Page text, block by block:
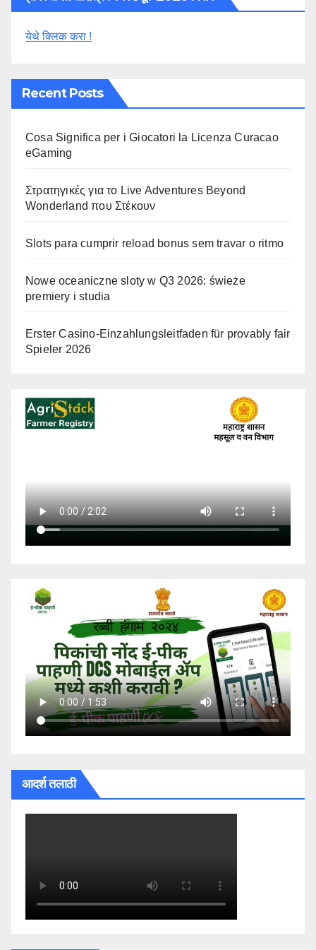
येथे क्लिक करा !
Recent Posts
Cosa Significa per i Giocatori la Licenza Curacao
eGaming
Στρατηγικές για το Live Adventures Beyond
Wonderland που Στέκουν
Slots para cumprir reload bonus sem travar o ritmo
Nowe oceaniczne sloty w Q3 2026: świeże
premiery i studia
Erster Casino-Einzahlungsleitfaden für provably fair
Spieler 2026
आदर्श तलाठी